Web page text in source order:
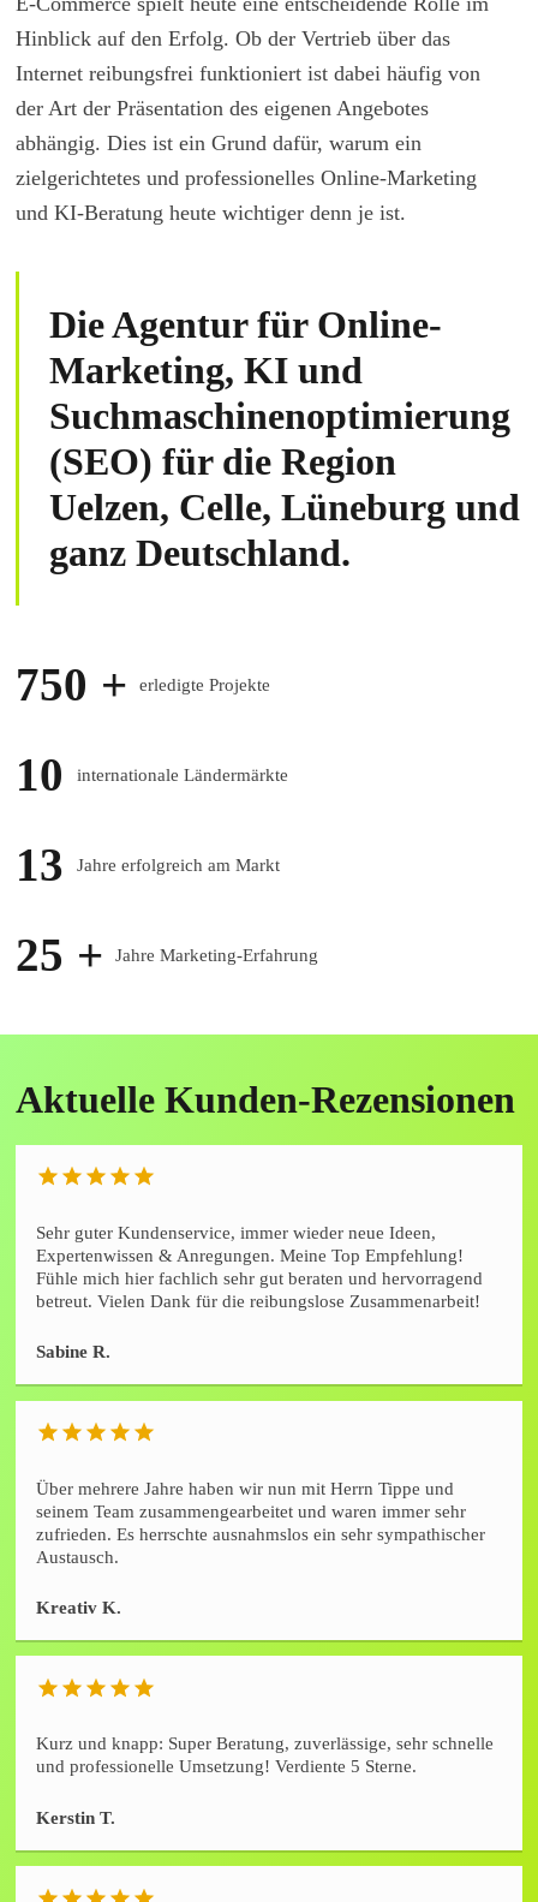
Hinblick auf den Erfolg. Ob der Vertrieb über das
Internet reibungsfrei funktioniert ist dabei häufig von
der Art der Präsentation des eigenen Angebotes
abhängig. Dies ist ein Grund dafür, warum ein
zielgerichtetes und professionelles Online-Marketing
und KI-Beratung heute wichtiger denn je ist.
Die Agentur für Online-
Marketing, KI und
Suchmaschinenoptimierung
(SEO) für die Region
Uelzen, Celle, Lüneburg und
ganz Deutschland.
750 + erledigte Projekte
10 internationale Ländermärkte
13 Jahre erfolgreich am Markt
25 + Jahre Marketing-Erfahrung
Aktuelle Kunden-Rezensionen
Sehr guter Kundenservice, immer wieder neue Ideen,
Expertenwissen & Anregungen. Meine Top Empfehlung!
Fühle mich hier fachlich sehr gut beraten und hervorragend
betreut. Vielen Dank für die reibungslose Zusammenarbeit!
Sabine R.
Über mehrere Jahre haben wir nun mit Herrn Tippe und
seinem Team zusammengearbeitet und waren immer sehr
zufrieden. Es herrschte ausnahmslos ein sehr sympathischer
Austausch.
Kreativ K.
Kurz und knapp: Super Beratung, zuverlässige, sehr schnelle
und professionelle Umsetzung! Verdiente 5 Sterne.
Kerstin T.